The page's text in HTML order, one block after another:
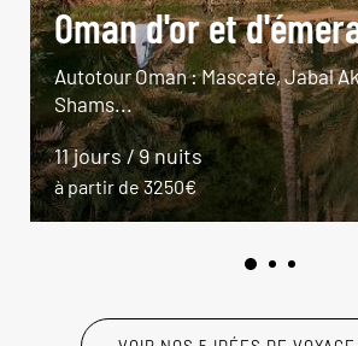
Oman d'or et
Autotour Oman : Mascate, Jabal
Shams...
11 jours / 9 nuits
à partir de 3250€